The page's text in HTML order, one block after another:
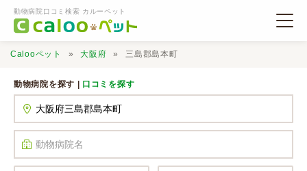
動物病院口コミ検索 カルーペット
Calooペット 大阪府 三島郡島本町
動物病院を探す | 口コミを探す